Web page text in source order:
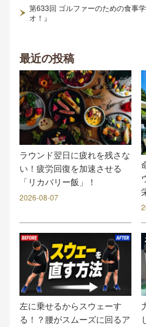
第633回 ゴルファーのための食事
オ！』
最近の投稿
ラウンド翌日に疲れを残さな
い！疲労回復を加速させる
「リカバリー飯」！
2026-08-07
左に乗せるからスウェーす
る！？腰がスムーズに回るア